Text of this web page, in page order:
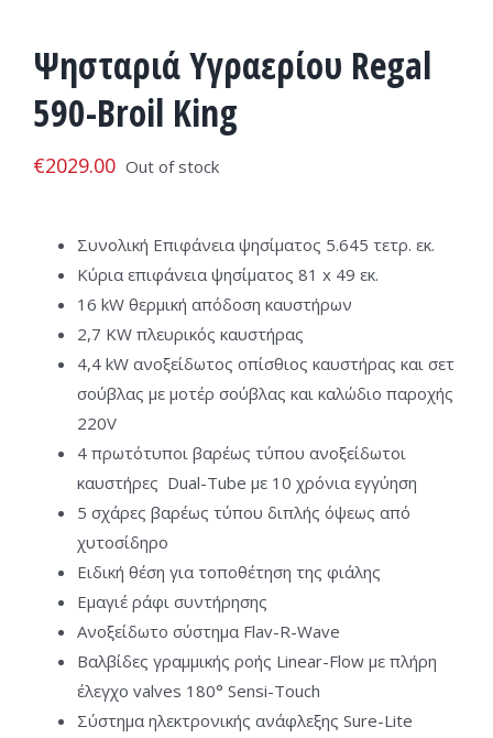
Ψησταριά Υγραερίου Regal
590-Broil King
€2029.00 Out of stock
Συνολική Επιφάνεια ψησίματος 5.645 τετρ. εκ.
Κύρια επιφάνεια ψησίματος 81 x 49 εκ.
16 kW θερμική απόδοση καυστήρων
2,7 KW πλευρικός καυστήρας
4,4 kW ανοξείδωτος οπίσθιος καυστήρας και σετ
σούβλας με μοτέρ σούβλας και καλώδιο παροχής
220V
4 πρωτότυποι βαρέως τύπου ανοξείδωτοι
καυστήρες Dual-Tube με 10 χρόνια εγγύηση
5 σχάρες βαρέως τύπου διπλής όψεως από
χυτοσίδηρο
Ειδική θέση για τοποθέτηση της φιάλης
Εμαγιέ ράφι συντήρησης
Ανοξείδωτο σύστημα Flav-R-Wave
Βαλβίδες γραμμικής ροής Linear-Flow με πλήρη
έλεγχο valves 180° Sensi-Touch
Σύστημα ηλεκτρονικής ανάφλεξης Sure-Lite